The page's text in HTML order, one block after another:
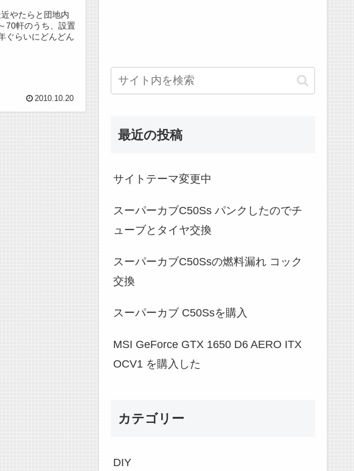
やたらと団地内
70軒のうち、設置
ぐらいにどんどん
2010.10.20
最近の投稿
サイトテーマ変更中
スーパーカブC50Ss パンクしたのでチ
ューブとタイヤ交換
スーパーカブC50Ssの燃料漏れ コック
交換
スーパーカブ C50Ssを購入
MSI GeForce GTX 1650 D6 AERO ITX
OCV1 を購入した
カテゴリー
DIY